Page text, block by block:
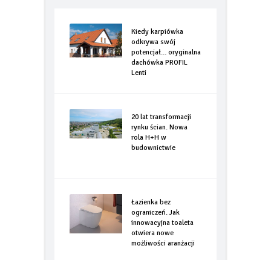
Kiedy karpiówka
odkrywa swój
potencjał… oryginalna
dachówka PROFIL
20 lat transformacji
rynku ścian. Nowa
rola H+H w
Łazienka bez
ograniczeń. Jak
innowacyjna toaleta
otwiera nowe